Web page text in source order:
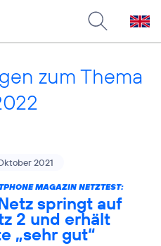
zum Thema
2021
MAGAZIN NETZTEST:
springt auf
2 und erhält
„sehr gut“